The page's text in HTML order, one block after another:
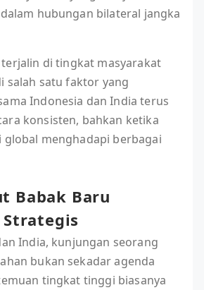
hubungan bilateral jangka
di tingkat masyarakat
salah satu faktor yang
Indonesia dan India terus
konsisten, bahkan ketika
menghadapi berbagai
Babak Baru
India, kunjungan seorang
bukan sekadar agenda
tingkat tinggi biasanya